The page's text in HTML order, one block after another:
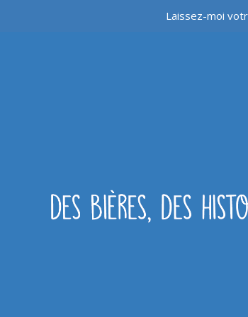
Laissez-moi